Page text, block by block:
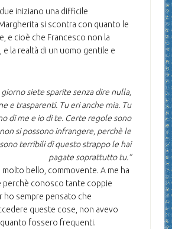
iniziano una difficile
si scontra con quanto le
e cioè che Francesco non la
e la realtà di un uomo gentile e
giorno siete sparite senza dire nulla,
e trasparenti. Tu eri anche mia. Tu
di me e io di te. Certe regole sono
non si possono infrangere, perchè le
terribili di questo strappo le hai
pagate soprattutto tu.”
molto bello, commovente. A me ha
conosco tante coppie
ho sempre pensato che
queste cose, non avevo
fossero frequenti.